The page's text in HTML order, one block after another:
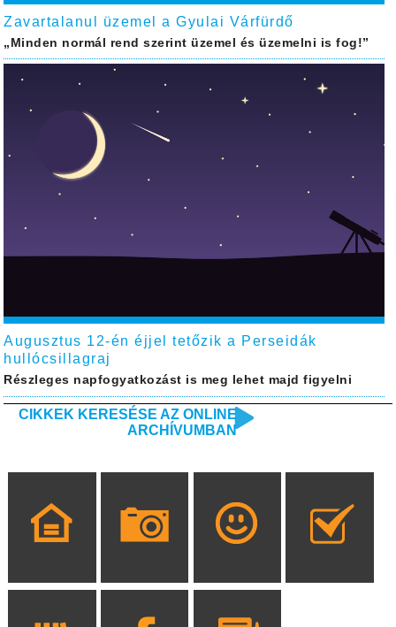
Zavartalanul üzemel a Gyulai Várfürdő
„Minden normál rend szerint üzemel és üzemelni is fog!”
Augusztus 12-én éjjel tetőzik a Perseidák
hullócsillagraj
Részleges napfogyatkozást is meg lehet majd figyelni
CIKKEK KERESÉSE AZ ONLINE
ARCHÍVUMBAN